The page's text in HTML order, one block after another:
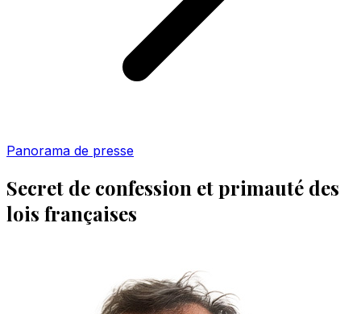
Panorama de presse
Secret de confession et primauté des
lois françaises